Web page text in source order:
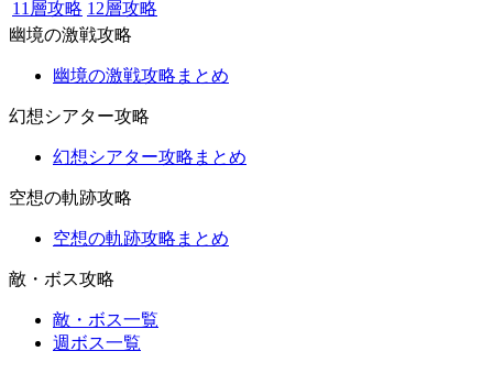
11層攻略 12層攻略
幽境の激戦攻略
幽境の激戦攻略まとめ
幻想シアター攻略
幻想シアター攻略まとめ
空想の軌跡攻略
空想の軌跡攻略まとめ
敵・ボス攻略
敵・ボス一覧
週ボス一覧